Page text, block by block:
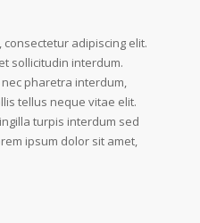
adipiscing elit.
sollicitudin interdum.
pharetra interdum,
tellus neque vitae elit.
turpis interdum sed
ipsum dolor sit amet,